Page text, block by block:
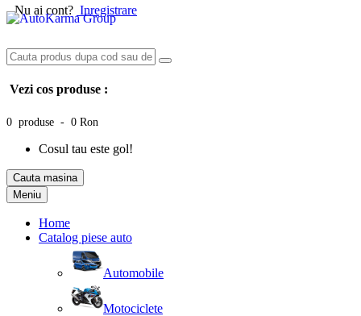
Nu ai cont? Inregistrare
Vezi cos produse :
0 produse - 0 Ron
Cosul tau este gol!
Cauta masina
Meniu
Home
Catalog piese auto
Automobile
Motociclete